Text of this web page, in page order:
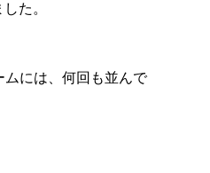
た。
には、何回も並んで